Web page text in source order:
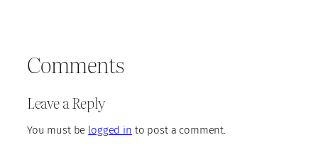
Comments
Leave a Reply
You must be logged in to post a comment.